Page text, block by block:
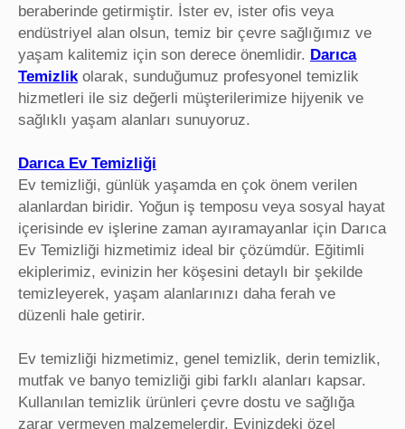
beraberinde getirmiştir. İster ev, ister ofis veya
endüstriyel alan olsun, temiz bir çevre sağlığımız ve
yaşam kalitemiz için son derece önemlidir. Darıca
Temizlikolarak, sunduğumuz profesyonel temizlik
hizmetleri ile siz değerli müşterilerimize hijyenik ve
sağlıklı yaşam alanları sunuyoruz.
Darıca Ev Temizliği
Ev temizliği, günlük yaşamda en çok önem verilen
alanlardan biridir. Yoğun iş temposu veya sosyal hayat
içerisinde ev işlerine zaman ayıramayanlar için Darıca
Ev Temizliği hizmetimiz ideal bir çözümdür. Eğitimli
ekiplerimiz, evinizin her köşesini detaylı bir şekilde
temizleyerek, yaşam alanlarınızı daha ferah ve
düzenli hale getirir.
Ev temizliği hizmetimiz, genel temizlik, derin temizlik,
mutfak ve banyo temizliği gibi farklı alanları kapsar.
Kullanılan temizlik ürünleri çevre dostu ve sağlığa
zarar vermeyen malzemelerdir. Evinizdeki özel